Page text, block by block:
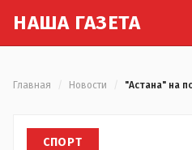
НАША ГАЗЕТА
Главная Новости
СПОРТ